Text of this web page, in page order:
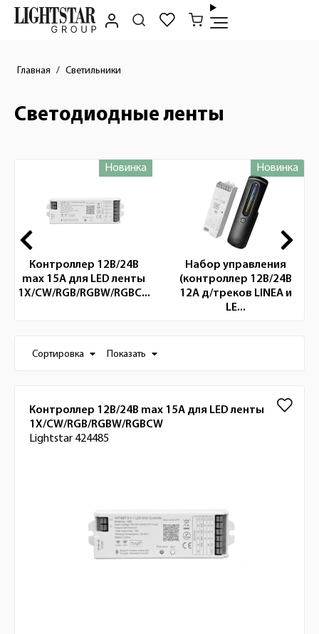
Главная Светильники
Светодиодные ленты
Новинка
Контроллер 12В/24В
max 15A для LED ленты
1Х/CW/RGB/RGBW/RGBC...
Новинка
Набор управления
(контроллер 12В/24В
12A д/треков LINEA и
LE...
Настройки отображения списка
Сортировка Показать
Контроллер 12В/24В max 15A для LED ленты
1Х/CW/RGB/RGBW/RGBCW
Lightstar 424485